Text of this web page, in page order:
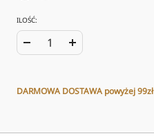
ILOŚĆ:
Zwiększ
Zmniejsz
DARMOWA DOSTAWA powyżej 99zł